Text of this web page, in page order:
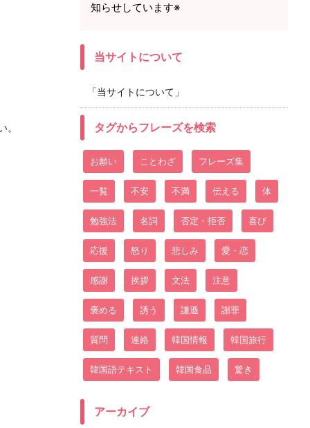
知らせしています※
当サイトについて
「当サイトについて」
タグからフレーズを検索
お願い ことわざ フレーズ集
一覧 不安 不満 伝える 体
勉強法 名詞 否定・拒否 喜び
応援 怒り 悲しみ 愛・恋
感謝 挨拶 文法 注意
褒める 誘う 謙遜 謝罪
質問 連絡 韓国情報 韓国旅行
韓国語テキスト 韓国食品 驚き
アーカイブ